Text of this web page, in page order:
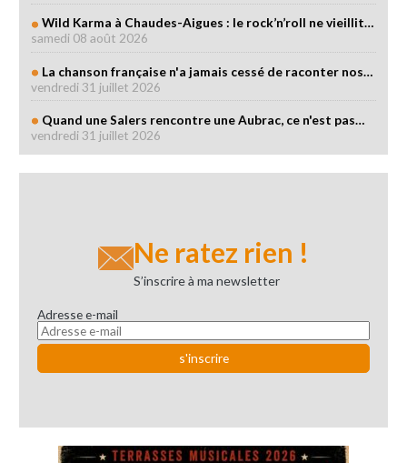
Wild Karma à Chaudes-Aigues : le rock’n’roll ne vieillit…
samedi 08 août 2026
La chanson française n'a jamais cessé de raconter nos…
vendredi 31 juillet 2026
Quand une Salers rencontre une Aubrac, ce n'est pas…
vendredi 31 juillet 2026
Ne ratez rien !
S’inscrire à ma newsletter
Adresse e-mail